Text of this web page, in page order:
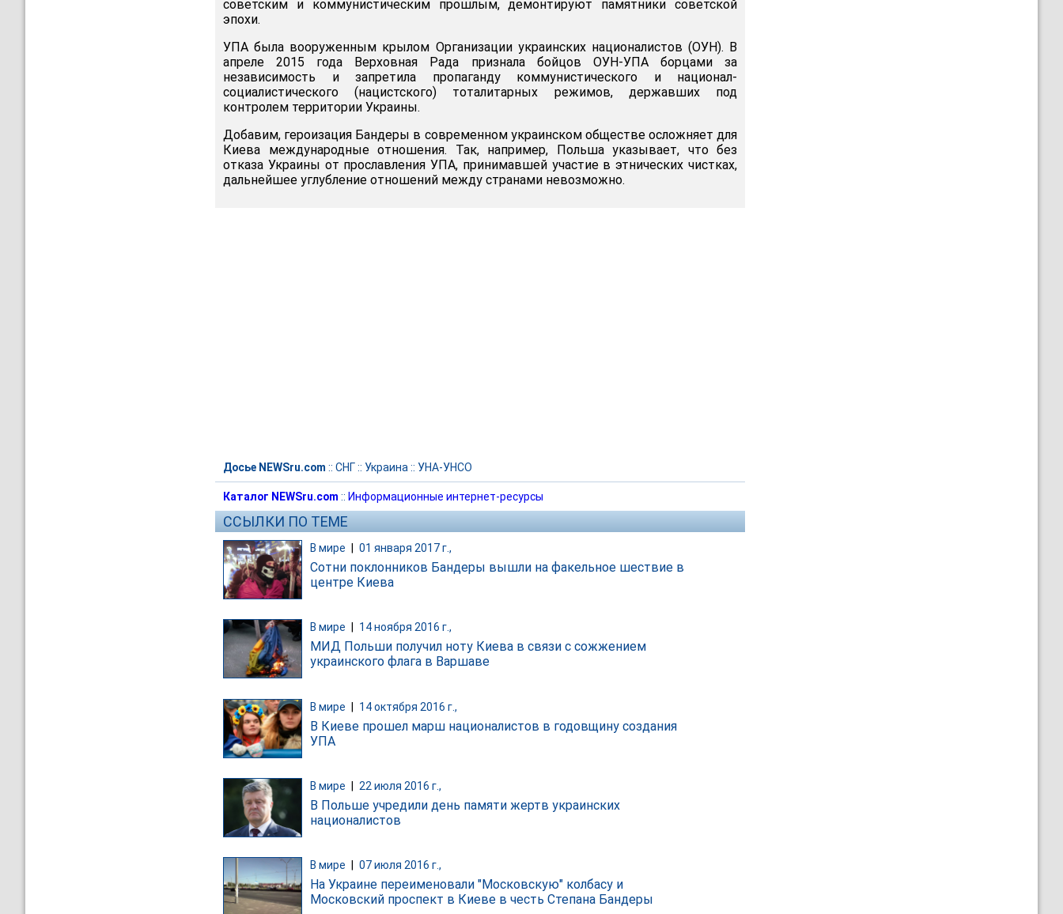
советским и коммунистическим прошлым, демонтируют памятники советской
эпохи.
УПА была вооруженным крылом Организации украинских националистов (ОУН). В
апреле 2015 года Верховная Рада признала бойцов ОУН-УПА борцами за
независимость и запретила пропаганду коммунистического и национал-
социалистического (нацистского) тоталитарных режимов, державших под
контролем территории Украины.
Добавим, героизация Бандеры в современном украинском обществе осложняет для
Киева международные отношения. Так, например, Польша указывает, что без
отказа Украины от прославления УПА, принимавшей участие в этнических чистках,
дальнейшее углубление отношений между странами невозможно.
Досье NEWSru.com :: СНГ:: Украина :: УНА-УНСО
Каталог NEWSru.com :: Информационные интернет-ресурсы
ССЫЛКИ ПО ТЕМЕ
В мире 01 января 2017 г.,
Сотни поклонников Бандеры вышли на факельное шествие в
центре Киева
В мире 14 ноября 2016 г.,
МИД Польши получил ноту Киева в связи с сожжением
украинского флага в Варшаве
В мире | 14 октября 2016 г.,
В Киеве прошел марш националистов в годовщину создания
УПА
В мире 22 июля 2016 г.,
В Польше учредили день памяти жертв украинских
националистов
В мире 07 июля 2016 г.,
На Украине переименовали "Московскую" колбасу и
Московский проспект в Киеве в честь Степана Бандеры